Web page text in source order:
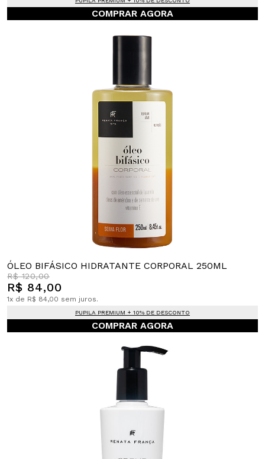
COMPRAR AGORA
ÓLEO BIFÁSICO HIDRATANTE CORPORAL 250ML
R$ 120,00
R$ 84,00
1x de R$ 84,00 sem juros.
PUPILA PREMIUM + 10% DE DESCONTO
COMPRAR AGORA